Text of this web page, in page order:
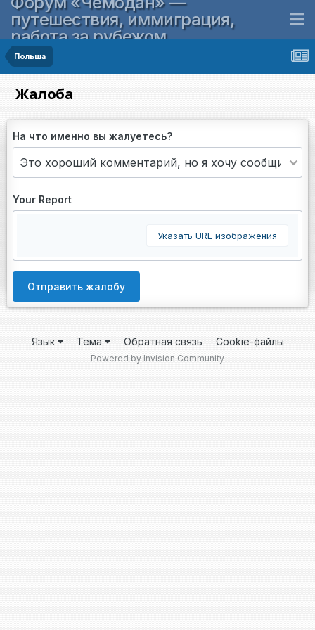
путешествия, иммиграция,
работа за рубежом
Польша
Жалоба
На что именно вы жалуетесь?
Your Report
Указать URL изображения
Отправить жалобу
Язык Тема Обратная связь Cookie-файлы
Powered by Invision Community